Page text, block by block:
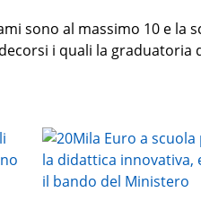
sono al massimo 10 e la
i quali la